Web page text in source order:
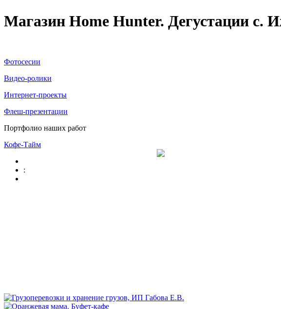
Магазин Home Hunter. Дегустации с.
Фотосесии
Видео-ролики
Интернет-проекты
Флеш-презентации
Портфолио наших работ
Кофе-Тайм
: